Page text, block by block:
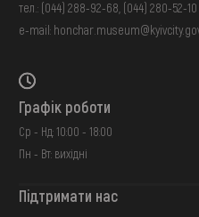
тел.: (044) 288-92-68 (044) 280-52-10
e-mail:
Графік роботи
Ср - Нд: 10:00 - 18:00
Пн - Вт: вихідні
Підтримати нас